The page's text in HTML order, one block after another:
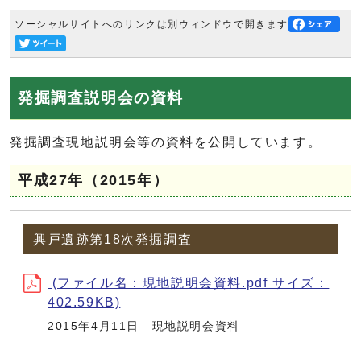
ソーシャルサイトへのリンクは別ウィンドウで開きます
発掘調査説明会の資料
発掘調査現地説明会等の資料を公開しています。
平成27年（2015年）
興戸遺跡第18次発掘調査
(ファイル名：現地説明会資料.pdf サイズ：
402.59KB)
2015年4月11日 現地説明会資料